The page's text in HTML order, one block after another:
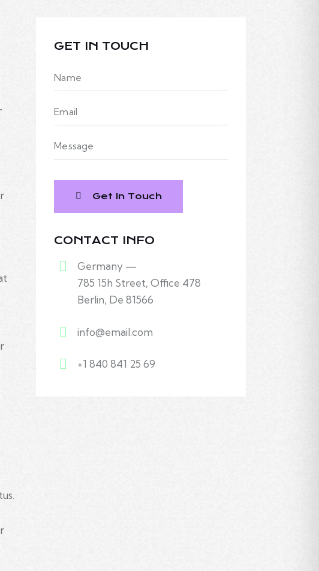
GET IN TOUCH
CONTACT INFO
Germany —
785 15h Street, Office 478
Berlin, De 81566
info@email.com
+1 840 841 25 69